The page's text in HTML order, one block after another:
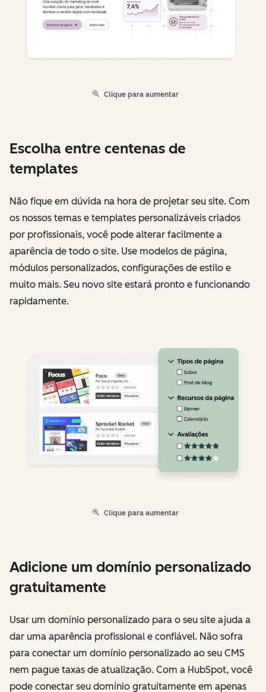
Clique para aumentar
Escolha entre centenas de
templates
Não fique em dúvida na hora de projetar seu site. Com
os nossos temas e templates personalizáveis criados
por profissionais, você pode alterar facilmente a
aparência de todo o site. Use modelos de página,
módulos personalizados, configurações de estilo e
muito mais. Seu novo site estará pronto e funcionando
rapidamente.
Clique para aumentar
Adicione um domínio personalizado
gratuitamente
Usar um domínio personalizado para o seu site ajuda a
dar uma aparência profissional e confiável. Não sofra
para conectar um domínio personalizado ao seu CMS
nem pague taxas de atualização. Com a HubSpot, você
pode conectar seu domínio gratuitamente em apenas